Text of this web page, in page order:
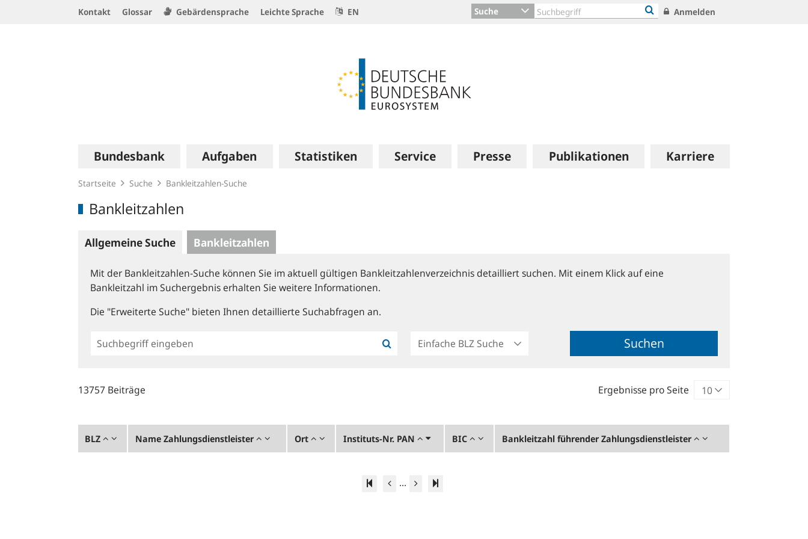
Kontakt Glossar Gebärdensprache Leichte Sprache EN Suche Anmelden
Hauptnavigation
Bundesbank Aufgaben Statistiken Service Presse Publikationen Karriere
Startseite Suche Bankleitzahlen-Suche
Bankleitzahlen
Allgemeine Suche Bankleitzahlen
Mit der Bankleitzahlen-Suche können Sie im aktuell gültigen Bankleitzahlenverzeichnis detailliert suchen. Mit einem Klick auf eine
Bankleitzahl im Suchergebnis erhalten Sie weitere Informationen.
Die "Erweiterte Suche" bieten Ihnen detaillierte Suchabfragen an.
Einfache
Suche
Suchen
13757 Beiträge Ergebnisse pro Seite
BLZ Name Zahlungsdienstleister Ort Instituts-Nr. PAN BIC Bankleitzahl führender Zahlungsdienstleister
...